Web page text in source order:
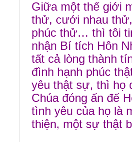
Giữa một thế giới
thử, cưới nhau
phúc thử… thì tôi
nhận Bí tích Hôn
tất cả lòng thành
đình hạnh phúc
yêu thật sự, thì họ
Chúa đóng ấn để
tình yêu của họ là
thiện, một sự thật